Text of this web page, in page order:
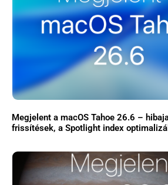
Megjelent a macOS Tahoe 26.6 –
frissítések, a Spotlight index